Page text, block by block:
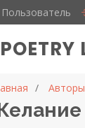
Пользователь
POETRY
Авторы